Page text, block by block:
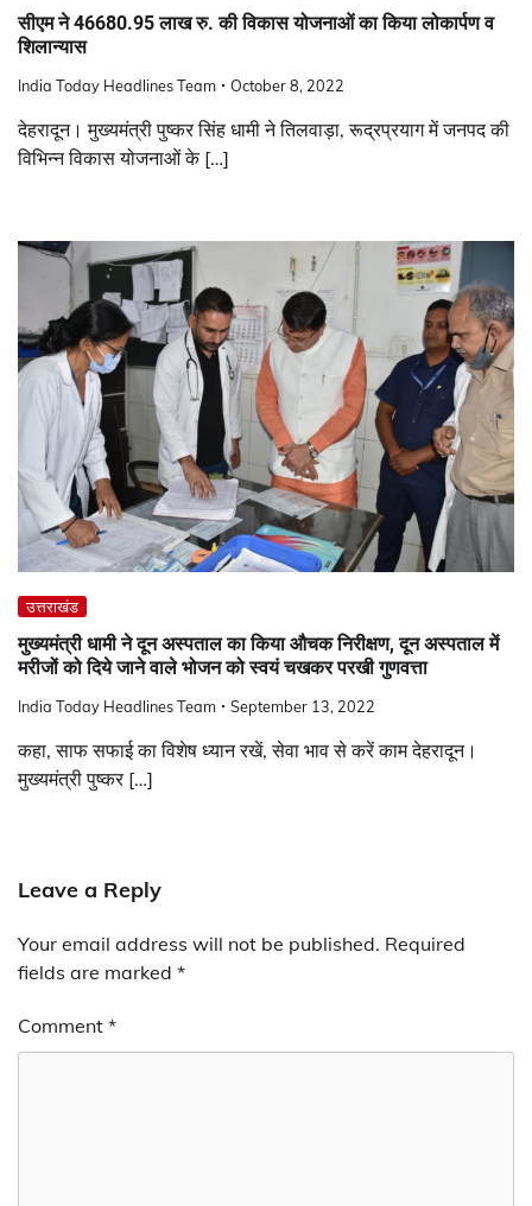
सीएम ने 46680.95 लाख रु. की विकास योजनाओं का किया लोकार्पण व
शिलान्यास
India Today Headlines Team October 8, 2022
देहरादून। मुख्यमंत्री पुष्कर सिंह धामी ने तिलवाड़ा, रूद्रप्रयाग में जनपद की
विभिन्न विकास योजनाओं के […]
उत्तराखंड
मुख्यमंत्री धामी ने दून अस्पताल का किया औचक निरीक्षण, दून अस्पताल में
मरीजों को दिये जाने वाले भोजन को स्वयं चखकर परखी गुणवत्ता
India Today Headlines Team September 13, 2022
कहा, साफ सफाई का विशेष ध्यान रखें, सेवा भाव से करें काम देहरादून।
मुख्यमंत्री पुष्कर […]
Leave a Reply
Your email address will not be published. Required
fields are marked *
Comment *